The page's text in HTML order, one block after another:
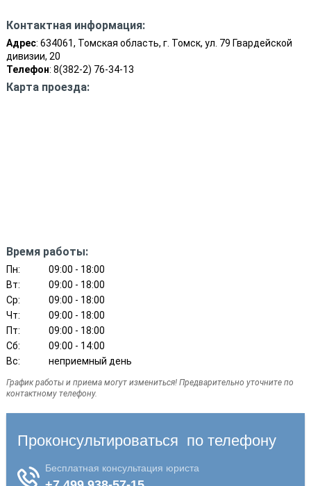
Контактная информация:
Адрес: 634061, Томская область, г. Томск, ул. 79 Гвардейской
дивизии, 20
Телефон: 8(382-2) 76-34-13
Карта проезда:
Время работы:
Пн:
09:00 - 18:00
Вт:
09:00 - 18:00
Ср:
09:00 - 18:00
Чт:
09:00 - 18:00
Пт:
09:00 - 18:00
Сб:
09:00 - 14:00
Вс:
неприемный день
График работы и приема могут измениться! Предварительно уточните по
контактному телефону.